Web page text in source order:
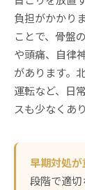
負担がかかり
ことで、骨盤
や頭痛、自律
があります。
運転など、日
スも少なくあ
早期対処が
段階で適